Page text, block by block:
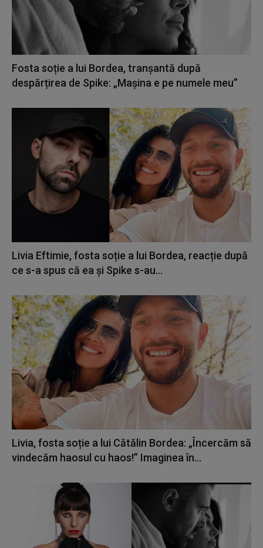
Fosta soție a lui Bordea, tranșantă după
despărțirea de Spike: „Mașina e pe numele meu”
Livia Eftimie, fosta soție a lui Bordea, reacție după
ce s-a spus că ea și Spike s-au...
Livia, fosta soție a lui Cătălin Bordea: „Încercăm să
vindecăm haosul cu haos!” Imaginea în...